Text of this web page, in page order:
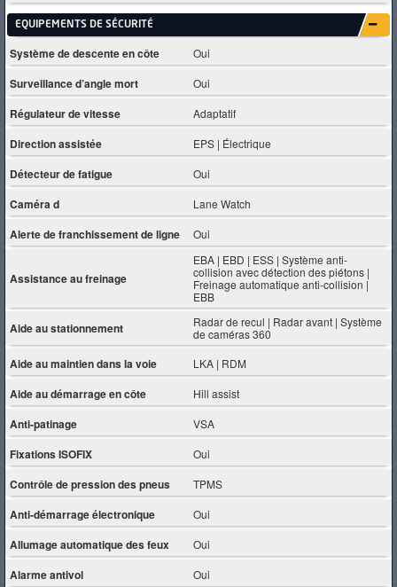
EQUIPEMENTS DE SÉCURITÉ
Système de descente en côte Oui
Surveillance d’angle mort Oui
Régulateur de vitesse Adaptatif
Direction assistée EPS | Électrique
Détecteur de fatigue Oui
Caméra d Lane Watch
Alerte de franchissement de ligne Oui
Assistance au freinage
EBA | EBD | ESS | Système anti-
collision avec détection des piétons |
Freinage automatique anti-collision |
EBB
Aide au stationnement
Radar de recul | Radar avant | Système
de caméras 360
Aide au maintien dans la voie LKA | RDM
Aide au démarrage en côte Hill assist
Anti-patinage VSA
Fixations ISOFIX Oui
Contrôle de pression des pneus TPMS
Anti-démarrage électronique Oui
Allumage automatique des feux Oui
Alarme antivol Oui